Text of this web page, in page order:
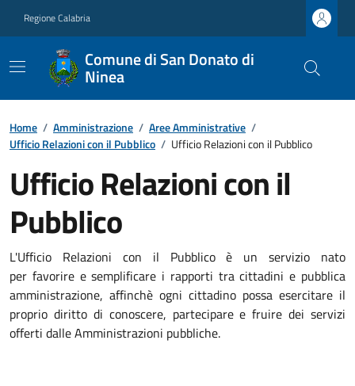
Regione Calabria
Comune di San Donato di
Ninea
Home / Amministrazione / Aree Amministrative /
Ufficio Relazioni con il Pubblico / Ufficio Relazioni con il Pubblico
Ufficio Relazioni con il
Pubblico
L'Ufficio Relazioni con il Pubblico è un servizio nato
per favorire e semplificare i rapporti tra cittadini e pubblica
amministrazione, affinchè ogni cittadino possa esercitare il
proprio diritto di conoscere, partecipare e fruire dei servizi
offerti dalle Amministrazioni pubbliche.